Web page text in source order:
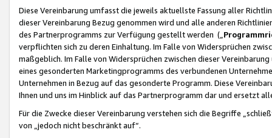
Diese Vereinbarung umfasst die jeweils aktuellste Fassung aller
dieser Vereinbarung Bezug genommen wird und alle anderen
des Partnerprogramms zur Verfügung gestellt werden („
verpflichten sich zu deren Einhaltung. Im Falle von Widersprüchen
maßgeblich. Im Falle von Widersprüchen zwischen dieser
eines gesonderten Marketingprogramms des verbundenen
Unternehmen in Bezug auf das gesonderte Programm. Diese
Ihnen und uns im Hinblick auf das Partnerprogramm dar und ersetzt
Für die Zwecke dieser Vereinbarung verstehen sich die Begriffe
von „jedoch nicht beschränkt auf“.